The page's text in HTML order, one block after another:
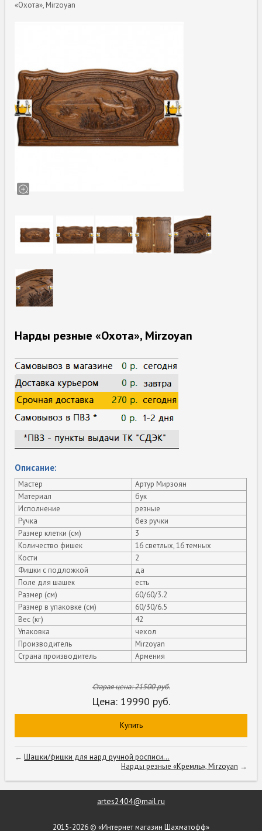
«Охота», Mirzoyan
Нарды резные «Охота», Mirzoyan
Описание:
Мастер
Артур Мирзоян
Материал
бук
Исполнение
резные
Ручка
без ручки
Размер клетки (см)
3
Количество фишек
16 светлых, 16 темных
Кости
2
Фишки с подложкой
да
Поле для шашек
есть
Размер (см)
60/60/3.2
Размер в упаковке (см)
60/30/6.5
Вес (кг)
42
Упаковка
чехол
Производитель
Mirzoyan
Страна производитель
Армения
Старая цена:21500руб.
Цена: 19990 руб.
Купить
←Шашки/фишки для нард ручной росписи...
Нарды резные «Кремль», Mirzoyan →
artes2404@mail.ru
2015-2026 © «Интернет магазин Шахматофф»